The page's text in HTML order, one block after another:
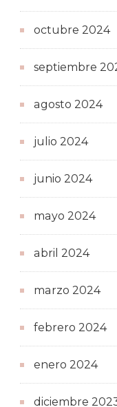
octubre 2024
septiembre
agosto 2024
julio 2024
junio 2024
mayo 2024
abril 2024
marzo 2024
febrero 2024
enero 2024
diciembre